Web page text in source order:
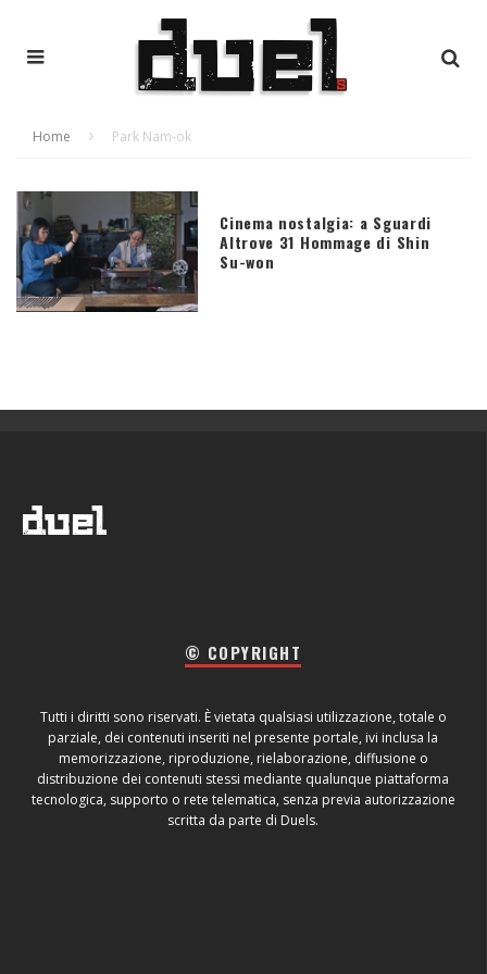
Home Park Nam-ok
Cinema nostalgia: a Sguardi
Altrove 31 Hommage di Shin
Su-won
© COPYRIGHT
Tutti i diritti sono riservati. È vietata qualsiasi utilizzazione, totale o
parziale, dei contenuti inseriti nel presente portale, ivi inclusa la
memorizzazione, riproduzione, rielaborazione, diffusione o
distribuzione dei contenuti stessi mediante qualunque piattaforma
tecnologica, supporto o rete telematica, senza previa autorizzazione
scritta da parte di Duels.